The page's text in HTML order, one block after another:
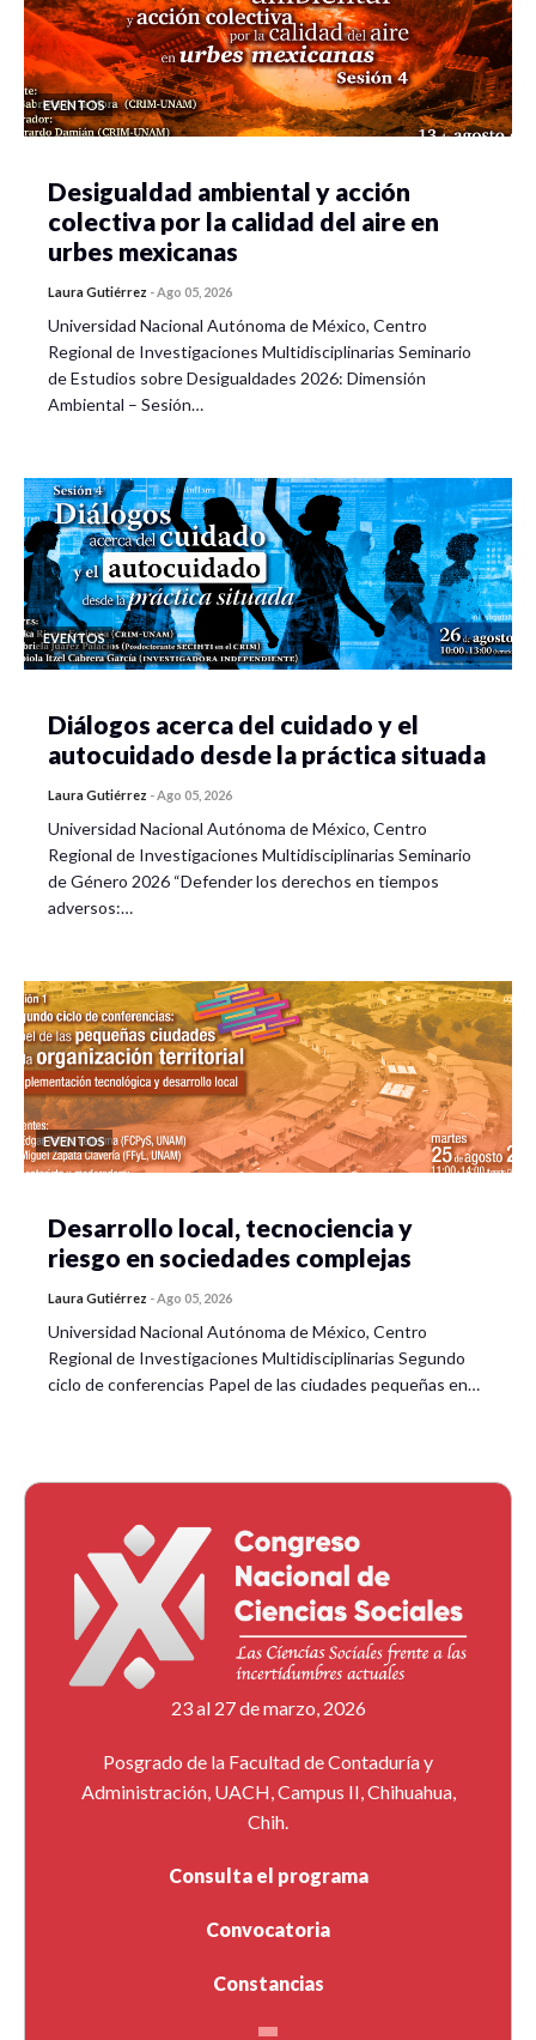
EVENTOS
Desigualdad ambiental y acción
colectiva por la calidad del aire en
urbes mexicanas
Laura Gutiérrez -Ago 05, 2026
Universidad Nacional Autónoma de México, Centro
Regional de Investigaciones Multidisciplinarias Seminario
de Estudios sobre Desigualdades 2026: Dimensión
Ambiental – Sesión…
EVENTOS
Diálogos acerca del cuidado y el
autocuidado desde la práctica situada
Laura Gutiérrez -Ago 05, 2026
Universidad Nacional Autónoma de México, Centro
Regional de Investigaciones Multidisciplinarias Seminario
de Género 2026 “Defender los derechos en tiempos
adversos:…
EVENTOS
Desarrollo local, tecnociencia y
riesgo en sociedades complejas
Laura Gutiérrez -Ago 05, 2026
Universidad Nacional Autónoma de México, Centro
Regional de Investigaciones Multidisciplinarias Segundo
ciclo de conferencias Papel de las ciudades pequeñas en…
23 al 27 de marzo, 2026
Posgrado de la Facultad de Contaduría y
Administración, UACH, Campus II, Chihuahua,
Chih.
Consulta el programa
Convocatoria
Constancias